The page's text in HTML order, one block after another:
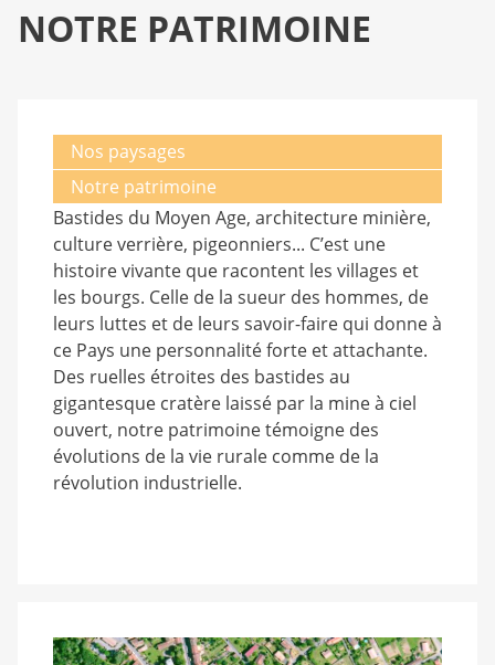
NOTRE PATRIMOINE
Nos paysages
Notre patrimoine
Bastides du Moyen Age, architecture minière,
culture verrière, pigeonniers... C’est une
histoire vivante que racontent les villages et
les bourgs. Celle de la sueur des hommes, de
leurs luttes et de leurs savoir-faire qui donne à
ce Pays une personnalité forte et attachante.
Des ruelles étroites des bastides au
gigantesque cratère laissé par la mine à ciel
ouvert, notre patrimoine témoigne des
évolutions de la vie rurale comme de la
révolution industrielle.